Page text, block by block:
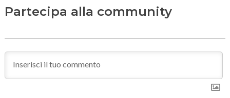
Partecipa alla community